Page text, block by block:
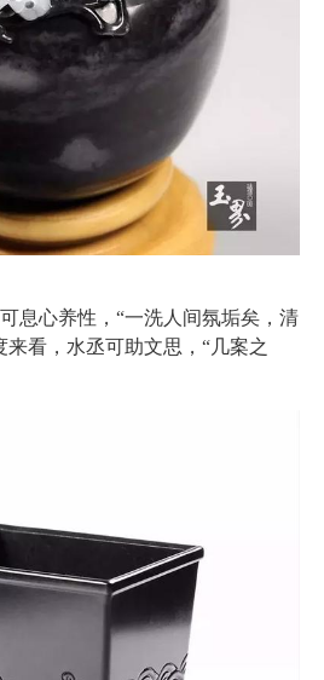
息心养性，“一洗人间氛垢矣，清
看，水丞可助文思，“几案之